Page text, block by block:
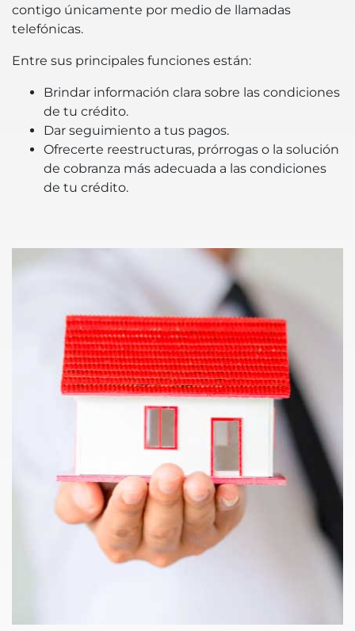
contigo únicamente por medio de llamadas
telefónicas.
Entre sus principales funciones están:
Brindar información clara sobre las condiciones
de tu crédito.
Dar seguimiento a tus pagos.
Ofrecerte reestructuras, prórrogas o la solución
de cobranza más adecuada a las condiciones
de tu crédito.